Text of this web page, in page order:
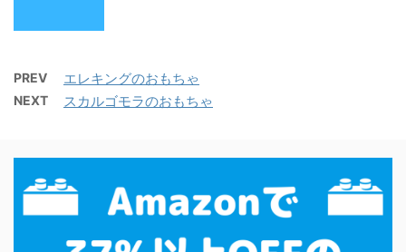
PREV エレキングのおもちゃ
NEXT スカルゴモラのおもちゃ